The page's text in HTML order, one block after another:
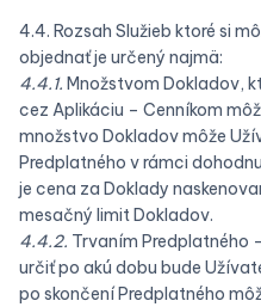
4.4. Rozsah Služieb ktoré si
objednať je určený najmä:
4.4.1. Množstvom Dokladov,
cez Aplikáciu – Cenníkom
množstvo Dokladov môže
Predplatného v rámci
je cena za Doklady
mesačný limit Dokladov.
4.4.2. Trvaním Predplatného
určiť po akú dobu bude
po skončení Predplatného